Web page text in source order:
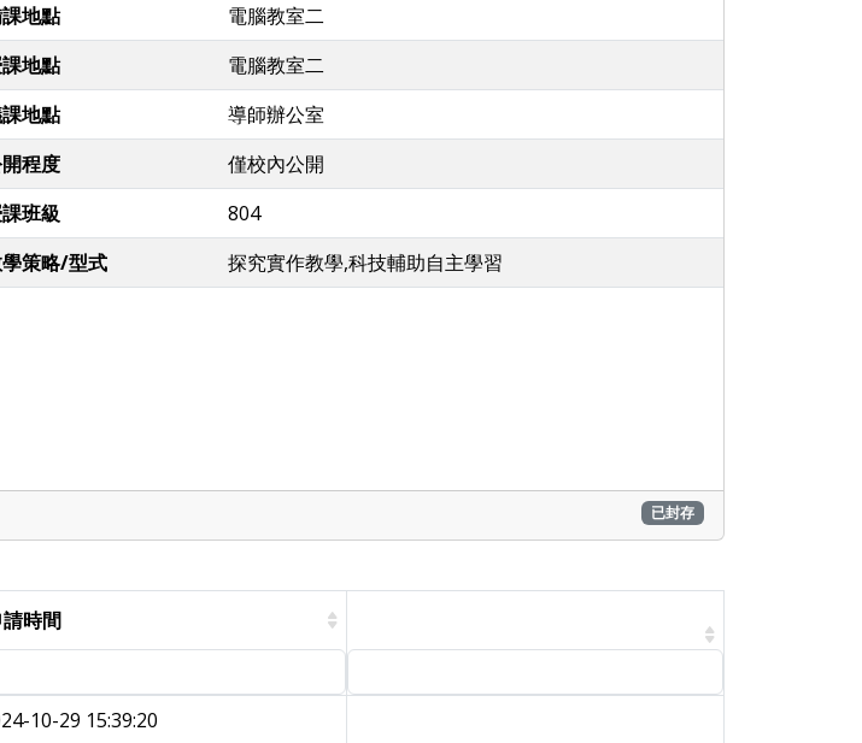
地點
電腦教室二
地點
電腦教室二
地點
導師辦公室
程度
僅校內公開
班級
804
策略/型式 探究實作教學,科技輔助自主學習
已封存
時間
10-29 15:39:20